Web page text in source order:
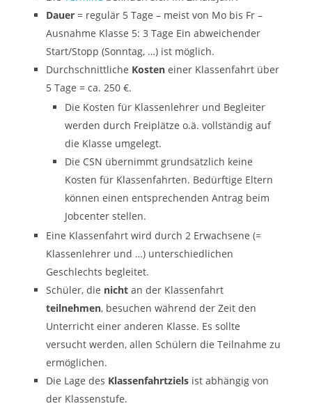
Dauer= regulär 5 Tage – meist von Mo bis Fr –
Ausnahme Klasse 5: 3 Tage Ein abweichender
Start/Stopp (Sonntag, …) ist möglich.
Durchschnittliche Kosteneiner Klassenfahrt über
5 Tage = ca. 250 €.
Die Kosten für Klassenlehrer und Begleiter
werden durch Freiplätze o.ä. vollständig auf
die Klasse umgelegt.
Die CSN übernimmt grundsätzlich keine
Kosten für Klassenfahrten. Bedürftige Eltern
können einen entsprechenden Antrag beim
Jobcenter stellen.
Eine Klassenfahrt wird durch 2 Erwachsene (=
Klassenlehrer und …) unterschiedlichen
Geschlechts begleitet.
Schüler, die nichtan der Klassenfahrt
teilnehmen, besuchen während der Zeit den
Unterricht einer anderen Klasse. Es sollte
versucht werden, allen Schülern die Teilnahme zu
ermöglichen.
Die Lage des Klassenfahrtzielsist abhängig von
der Klassenstufe.